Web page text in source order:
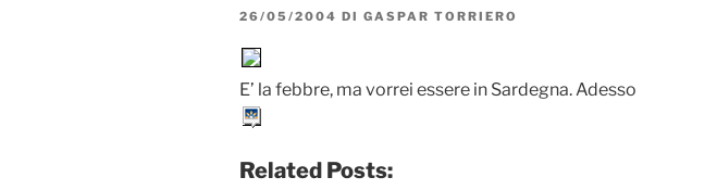
PUBBLICATO
26/05/2004 DI GASPAR TORRIERO
E’ la febbre, ma vorrei essere in Sardegna. Adesso
Related Posts: